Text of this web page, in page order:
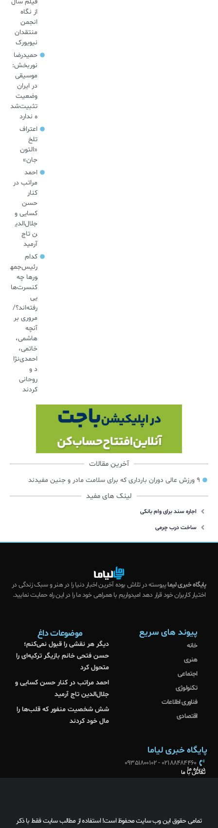
از نگاه
انجمن
منتقدان
نیویورک
حمیدرضا
نوربخش:
موسیقی
در ایران
وضعیت
تثبیت‌شد
ه ندارد
اعتراف
تلخ
«التون
جان»
احمد
مراتب در
کنار
حسن
کسایی و
جلال‌الدی
ن تاج
آرمید
کدام
رئیس‌جمه
ورها چه
کنسرت‌ها
یی
رفته‌اند؟/
مروری بر
آنچه
هاشمی،
خاتمی،
احمدی‌نژا
د و
روحانی
کردند
آخرین مقالات
۹ ورزش عالی دوران بارداری که برای سلامت مادر و جنین مفیدند
لینک های مفید
اجاره سند برای وام بانکی
ساخت درب چرمی
پایگاه خبری لیماپیوسته در تلاش بوده آخرین اخبار دنیا را در هنر و سبک زندگی در
اختیار کاربران خود قرار دهد امیدواریم با همراهی خود ما را در این راه حمایت نمایید.
پیوند های سریع
خانه
هنری
اجتماعی
تکنولوژی
فناوری اطلاعات
اقتصادی
موضوعات داغ
دیگر هر نقشی را قبول نمی‌کنم؛
حسن فتحی خانم بازیگر ترکیه‌ای را
متحول کرد
احمد مراتب در کنار حسن کسایی و
جلال‌الدین تاج آرمید
شش شخصیت منفور که قلب‌ها را
مال خود کردند
پایگاه خبری لیاما
02188484460 - 09351800102
درباره ما
تماس با ما
تمامی حقوق این وب سایت محفوظ است! استفاده از مطالب سایت فقط با ذکر